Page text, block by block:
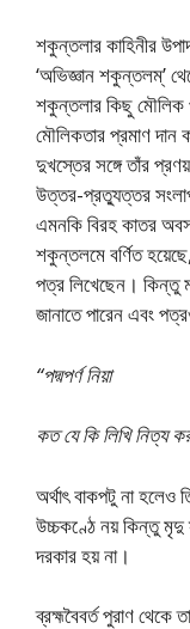
শকুন্তলার কাহিনীর
‘অভিজ্ঞান শকুন্তলম্’
শকুন্তলার কিছু মৌলিক
মৌলিকতার প্রমাণ
দুখস্তের সঙ্গে তাঁর
উত্তর-প্রত্যুত্তর
এমনকি বিরহ কাতর
শকুন্তলমে বর্ণিত
পত্র লিখেছেন। কিন্তু
জানাতে পারেন এবং
“পদ্মপর্ণ নিয়া
কত যে কি লিখি নিত্য
অর্থাৎ বাকপটু না হলেও
উচ্চকণ্ঠে নয় কিন্তু মৃদু
দরকার হয় না।
ব্রহ্মবৈবর্ত পুরাণ থেকে